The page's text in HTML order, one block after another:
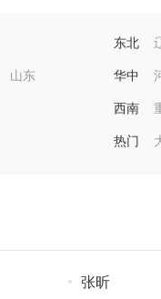
东北
山东 华中
西南
热门
张昕